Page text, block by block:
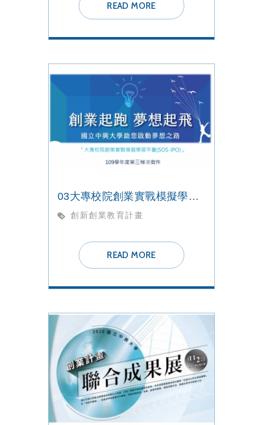
READ MORE
03大專校院創業實戰模擬學習平臺【109學年度第三梯次徵件】開跑
創新創業教育計畫
READ MORE